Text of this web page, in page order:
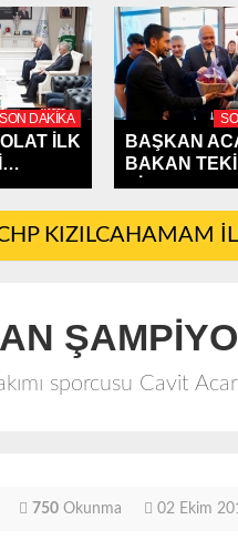
SON DAKIKA
İLK
BAŞKAN
BAKAN
ÇİLEK...
KIZILCAHAMAM
sporcusu Cavit
02 Ekim
750 Okunma